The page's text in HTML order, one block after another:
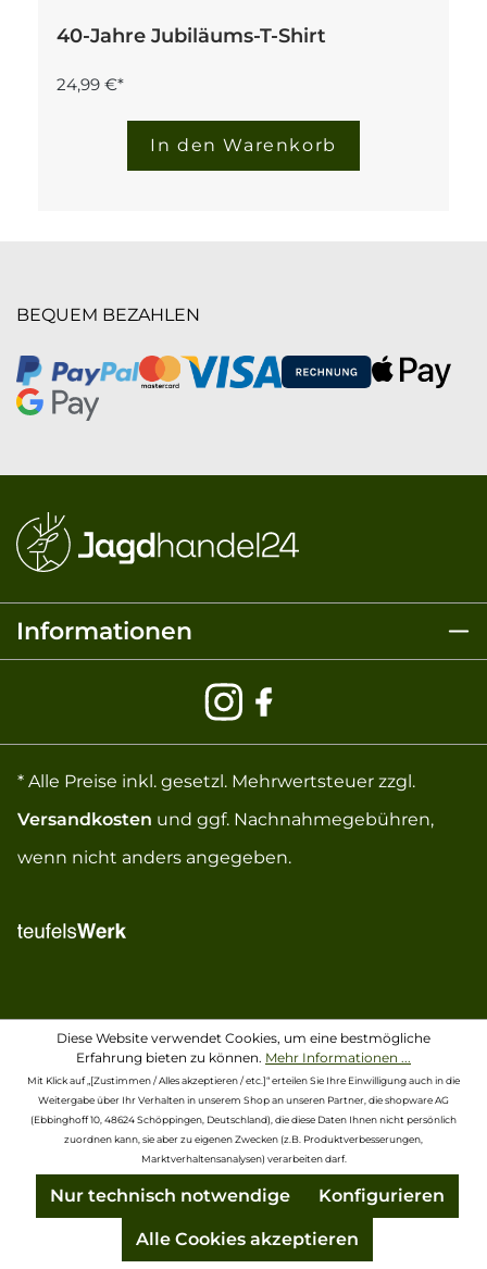
40-Jahre Jubiläums-T-Shirt
24,99 €*
In den Warenkorb
BEQUEM BEZAHLEN
Informationen
* Alle Preise inkl. gesetzl. Mehrwertsteuer zzgl.
Versandkosten und ggf. Nachnahmegebühren,
wenn nicht anders angegeben.
Diese Website verwendet Cookies, um eine bestmögliche
Erfahrung bieten zu können. Mehr Informationen ...
Mit Klick auf „[Zustimmen / Alles akzeptieren / etc.]“ erteilen Sie Ihre Einwilligung auch in die
Weitergabe über Ihr Verhalten in unserem Shop an unseren Partner, die shopware AG
(Ebbinghoff 10, 48624 Schöppingen, Deutschland), die diese Daten Ihnen nicht persönlich
zuordnen kann, sie aber zu eigenen Zwecken (z.B. Produktverbesserungen,
Marktverhaltensanalysen) verarbeiten darf.
Nur technisch notwendige Konfigurieren
Alle Cookies akzeptieren